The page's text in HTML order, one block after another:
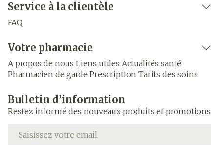
Service à la clientèle
FAQ
Votre pharmacie
A propos de nous Liens utiles Actualités santé
Pharmacien de garde Prescription Tarifs des soins
Bulletin d’information
Restez informé des nouveaux produits et promotions
Adresse mail